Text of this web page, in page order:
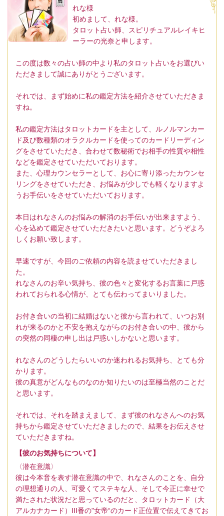
れな様
初めまして、れな様。
タロット占い師、スピリチュアルレイキヒ
ーラーの光奈と申します。
この度は数々の占い師の中より私のタロット占いをお選びい
ただきまして誠にありがとうございます。
それでは、まず始めに私の鑑定方法を紹介させていただきま
すね。
私の鑑定方法はタロットカードを主として、ルノルマンカー
ド及び数種類のオラクルカードを使ってのカードリーディン
グをさせていただき、合わせて数秘術でお相手の性質や相性
などを鑑定させていただいております。
また、心理カウンセラーとして、お心に寄り添ったカウンセ
リングをさせていただき、お悩みが少しでも軽くなりますよ
うお手伝いをさせていただいております。
本日はれなさんのお悩みの解消のお手伝いが出来ますよう、
心を込めて鑑定させていただきたいと思います。どうぞよろ
しくお願い致します。
早速ですが、今回のご依頼の内容を読ませていただきまし
た。
れなさんのお辛い気持ち、彼の色々と変化するお言葉に戸惑
われておられる心情が、とても伝わってまいりました。
お付き合いの当初に結婚はないと彼から言われて、いつお別
れが来るのかと不安を抱えながらのお付き合いの中、彼から
の突然の同棲の申し出は戸惑いしかないと思います。
れなさんのどうしたらいいのか迷われるお気持ち、とても分
かります。
彼の真意がどんなものなのか知りたいのは至極当然のことだ
と思います。
それでは、それを踏まえまして、まず彼のれなさんへのお気
持ちから鑑定させていただきましたので、結果をお伝えさせ
ていただきますね。
【彼のお気持ちについて】
〈潜在意識〉
彼は今本音を表す潜在意識の中で、れなさんのことを、自分
の理想通りの人、可愛くてステキな人、そして今正に幸せで
満たされた状況だと思っているのだと、タロットカード（大
アルカナカード）III番の"女帝“のカード正位置で伝えてきてお